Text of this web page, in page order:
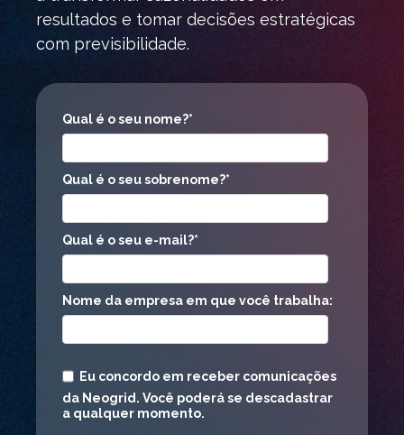
resultados e tomar decisões estratégicas
com previsibilidade.
Qual é o seu nome?*
Qual é o seu sobrenome?*
Qual é o seu e-mail?*
Nome da empresa em que você trabalha:
Eu concordo em receber comunicações
da Neogrid. Você poderá se descadastrar
a qualquer momento.